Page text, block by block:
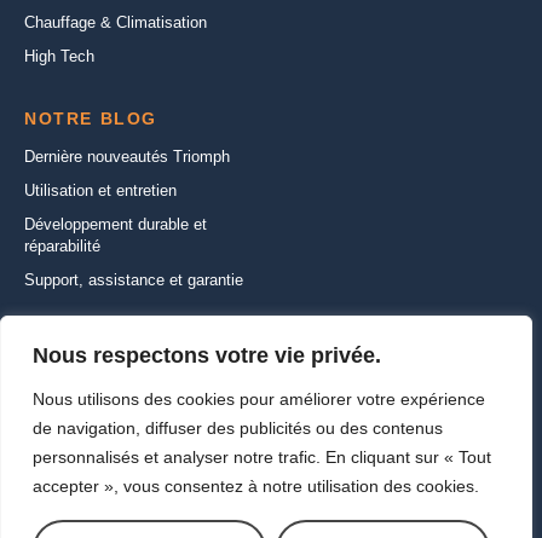
Nous respectons votre vie privée.
Nous utilisons des cookies pour améliorer votre expérience
de navigation, diffuser des publicités ou des contenus
personnalisés et analyser notre trafic. En cliquant sur « Tout
accepter », vous consentez à notre utilisation des cookies.
Chauffage & Climatisation
High Tech
NOTRE BLOG
Dernière nouveautés Triomph
Utilisation et entretien
Développement durable et
réparabilité
Support, assistance et garantie
95470 SAINT WITZ
+33 (1) 30 35 01 01
info@triomph-europe.com